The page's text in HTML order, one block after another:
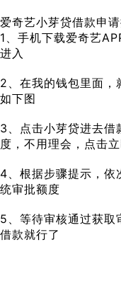
爱奇艺小芽贷借款申
1、手机下载爱奇艺
进入
2、在我的钱包里面，
如下图
3、点击小芽贷进去借
度，不用理会，点击
4、根据步骤提示，依
统审批额度
5、等待审核通过获取
借款就行了